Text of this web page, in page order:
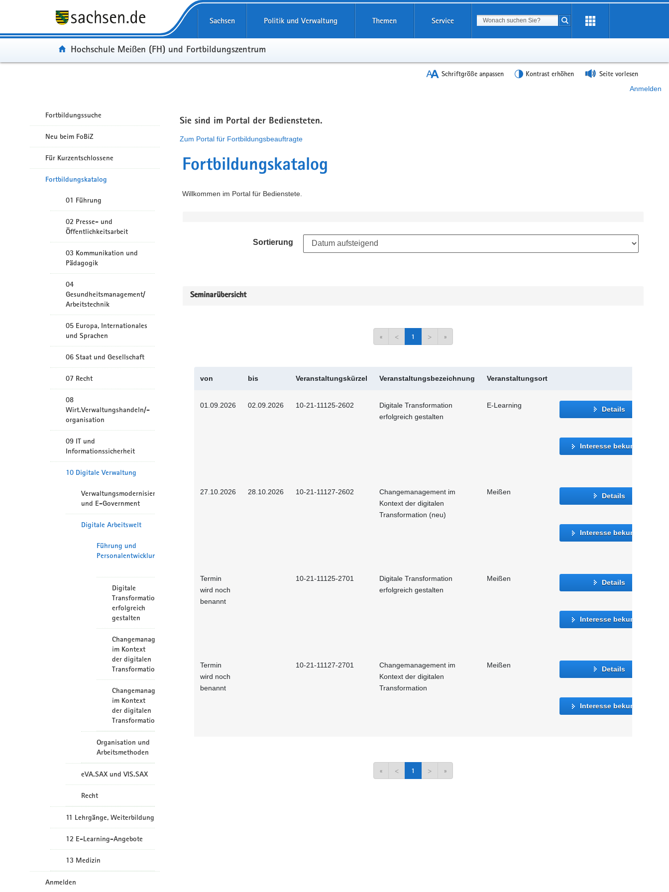
Sachsen Politik und Verwaltung Themen Service Suchbegriff
Suche starten
Portal:
Hochschule Meißen (FH) und Fortbildungszentrum
Schriftgröße anpassen Kontrast erhöhen Seite vorlesen
Anmelden
Fortbildungssuche
Neu beim FoBiZ
Für Kurzentschlossene
Fortbildungskatalog
01 Führung
02 Presse- und
Öffentlichkeitsarbeit
03 Kommunikation und
Pädagogik
04
Gesundheitsmanagement/
Arbeitstechnik
05 Europa, Internationales
und Sprachen
06 Staat und Gesellschaft
07 Recht
08
Wirt.Verwaltungshandeln/-
organisation
09 IT und
Informationssicherheit
10 Digitale Verwaltung
Verwaltungsmodernisierung
und E-Government
Digitale Arbeitswelt
Führung und
Personalentwicklung
Digitale
Transformation
erfolgreich
gestalten
Changemanagement
im Kontext
der digitalen
Transformation
Changemanagement
im Kontext
der digitalen
Transformation
Organisation und
Arbeitsmethoden
eVA.SAX und VIS.SAX
Recht
11 Lehrgänge, Weiterbildung
12 E-Learning-Angebote
13 Medizin
Anmelden
Sie sind im Portal der Bediensteten.
Zum Portal für Fortbildungsbeauftragte
Fortbildungskatalog
Willkommen im Portal für Bedienstete.
Sortierung
Seminarübersicht
« < 1 > »
von bis Veranstaltungskürzel Veranstaltungsbezeichnung Veranstaltungsort
01.09.2026 02.09.2026 10-21-11125-2602
Digitale Transformation
erfolgreich gestalten
E-Learning Details
Interesse bekunden
27.10.2026 28.10.2026 10-21-11127-2602
Changemanagement im
Kontext der digitalen
Transformation (neu)
Meißen Details
Interesse bekunden
Termin
wird noch
benannt
10-21-11125-2701
Digitale Transformation
erfolgreich gestalten
Meißen Details
Interesse bekunden
Termin
wird noch
benannt
10-21-11127-2701
Changemanagement im
Kontext der digitalen
Transformation
Meißen Details
Interesse bekunden
« < 1 > »